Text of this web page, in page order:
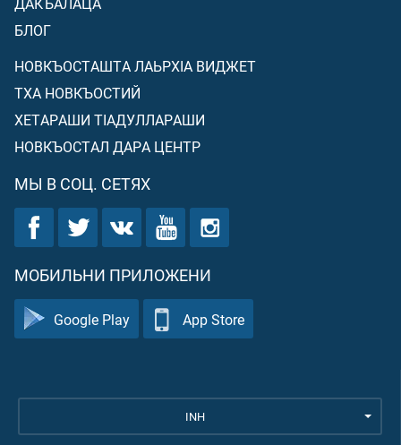
БЛОГ
НОВКЪОСТАШТА ЛАЬРХIА ВИДЖЕТ
ТХА НОВКЪОСТИЙ
ХЕТАРАШИ ТIАДУЛЛАРАШИ
НОВКЪОСТАЛ ДАРА ЦЕНТР
МЫ В СОЦ. СЕТЯХ
МОБИЛЬНИ ПРИЛОЖЕНИ
Google Play App Store
INH